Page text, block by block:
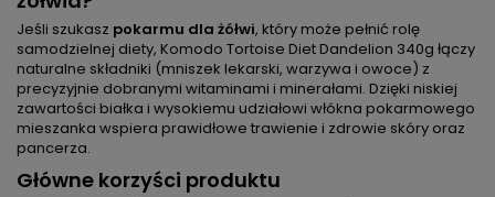
Jeśli szukasz pokarmu dla żółwi, który może pełnić rolę
samodzielnej diety, Komodo Tortoise Diet Dandelion 340g łączy
naturalne składniki (mniszek lekarski, warzywa i owoce) z
precyzyjnie dobranymi witaminami i minerałami. Dzięki niskiej
zawartości białka i wysokiemu udziałowi włókna pokarmowego
mieszanka wspiera prawidłowe trawienie i zdrowie skóry oraz
pancerza.
Główne korzyści produktu